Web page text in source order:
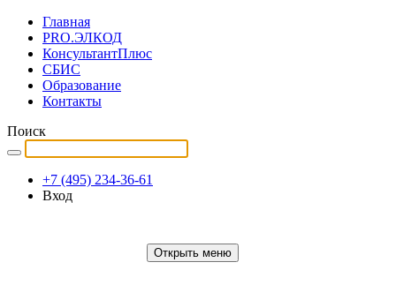
Главная
PRO.ЭЛКОД
КонсультантПлюс
СБИС
Образование
Контакты
Поиск
+7 (495) 234-36-61
Вход
Открыть меню